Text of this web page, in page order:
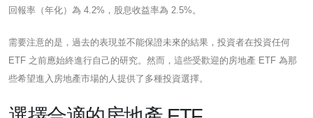
回報率（年化）為 4.2%，股息收益率為 2.5%。
需要注意的是，過去的表現並不能保證未來的結果，投資者在投資任何
ETF 之前應始終進行自己的研究。然而，這些受歡迎的房地產 ETF 為那
些希望進入房地產市場的人提供了多種投資選擇。